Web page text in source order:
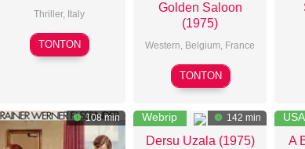
Thriller, Italy
Armando
Crispino
TONTON
Golden Saloon
(1975)
Western, Belgium, France
Gilbert
Roussel
TONTON
108 min 142 min
Webrip
Dersu Uzala (1975)
USA
A